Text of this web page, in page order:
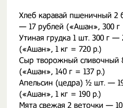
Хлеб каравай пшеничный 2
— 17 рублей («Ашан», 300 г
Утиная грудка 1 шт. 300 г —
(«Ашан», 1 кг = 720 р.)
Сыр творожный сливочный
(«Ашан», 140 г = 137 р.)
Апельсин (цедра) ½ шт. —
(«Ашан», 1 кг = 190 р.)
Мята свежая 2 веточки —